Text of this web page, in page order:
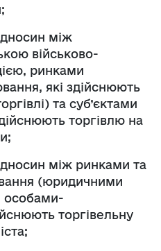
між
військово-
ринками
які здійснюють
та суб’єктами
торгівлю на
між ринками та
(юридичними
особами-
торгівельну